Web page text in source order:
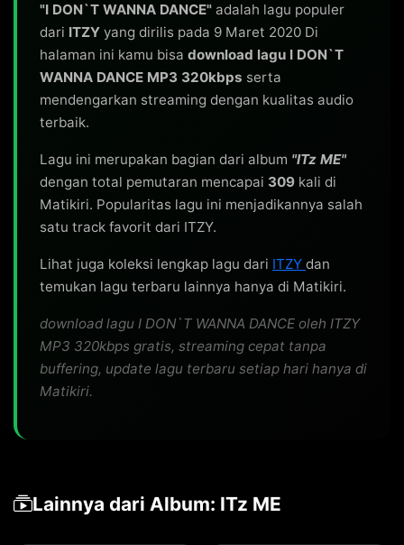
"I DON`T WANNA DANCE" adalah lagu populer
dari ITZY yang dirilis pada 9 Maret 2020 Di
halaman ini kamu bisa download lagu I DON`T
WANNA DANCE MP3 320kbps serta
mendengarkan streaming dengan kualitas audio
terbaik.
Lagu ini merupakan bagian dari album "ITz ME"
dengan total pemutaran mencapai 309 kali di
Matikiri. Popularitas lagu ini menjadikannya salah
satu track favorit dari ITZY.
Lihat juga koleksi lengkap lagu dari ITZY dan
temukan lagu terbaru lainnya hanya di Matikiri.
download lagu I DON`T WANNA DANCE oleh ITZY
MP3 320kbps gratis, streaming cepat tanpa
buffering, update lagu terbaru setiap hari hanya di
Matikiri.
Lainnya dari Album: ITz ME